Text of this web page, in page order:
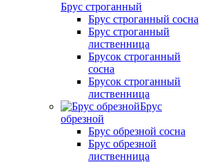
Брус строганный
Брус строганный сосна
Брус строганный
лиственница
Брусок строганный
сосна
Брусок строганный
лиственница
Брус
обрезной
Брус обрезной сосна
Брус обрезной
лиственница